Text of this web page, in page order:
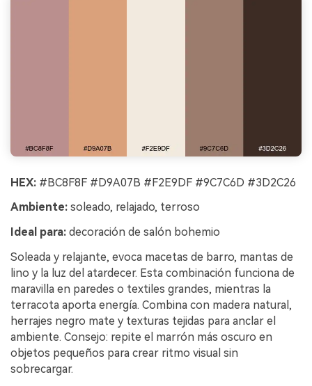
HEX: #BC8F8F #D9A07B #F2E9DF #9C7C6D #3D2C26
Ambiente: soleado, relajado, terroso
Ideal para: decoración de salón bohemio
Soleada y relajante, evoca macetas de barro, mantas de
lino y la luz del atardecer. Esta combinación funciona de
maravilla en paredes o textiles grandes, mientras la
terracota aporta energía. Combina con madera natural,
herrajes negro mate y texturas tejidas para anclar el
ambiente. Consejo: repite el marrón más oscuro en
objetos pequeños para crear ritmo visual sin
sobrecargar.